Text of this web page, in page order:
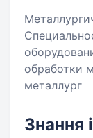
обработки
металлург
Знання